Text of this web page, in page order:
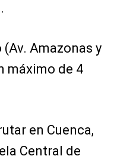
Amazonas y
máximo de 4
en Cuenca,
Central de